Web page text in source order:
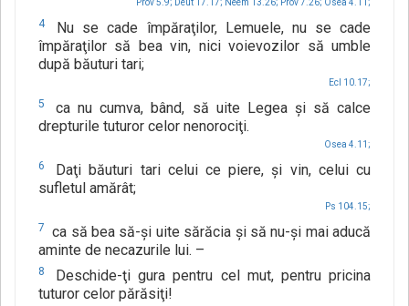
Prov 5.9; Deut 17.17; Neem 13.26; Prov 7.26; Osea 4.11;
4
Nu se cade împăraţilor, Lemuele, nu se cade
împăraţilor să bea vin, nici voievozilor să umble
după băuturi tari;
Ecl 10.17;
5
ca nu cumva, bând, să uite Legea şi să calce
drepturile tuturor celor nenorociţi.
Osea 4.11;
6
Daţi băuturi tari celui ce piere, şi vin, celui cu
sufletul amărât;
Ps 104.15;
7
ca să bea să-şi uite sărăcia şi să nu-şi mai aducă
aminte de necazurile lui. –
8
Deschide-ţi gura pentru cel mut, pentru pricina
tuturor celor părăsiţi!